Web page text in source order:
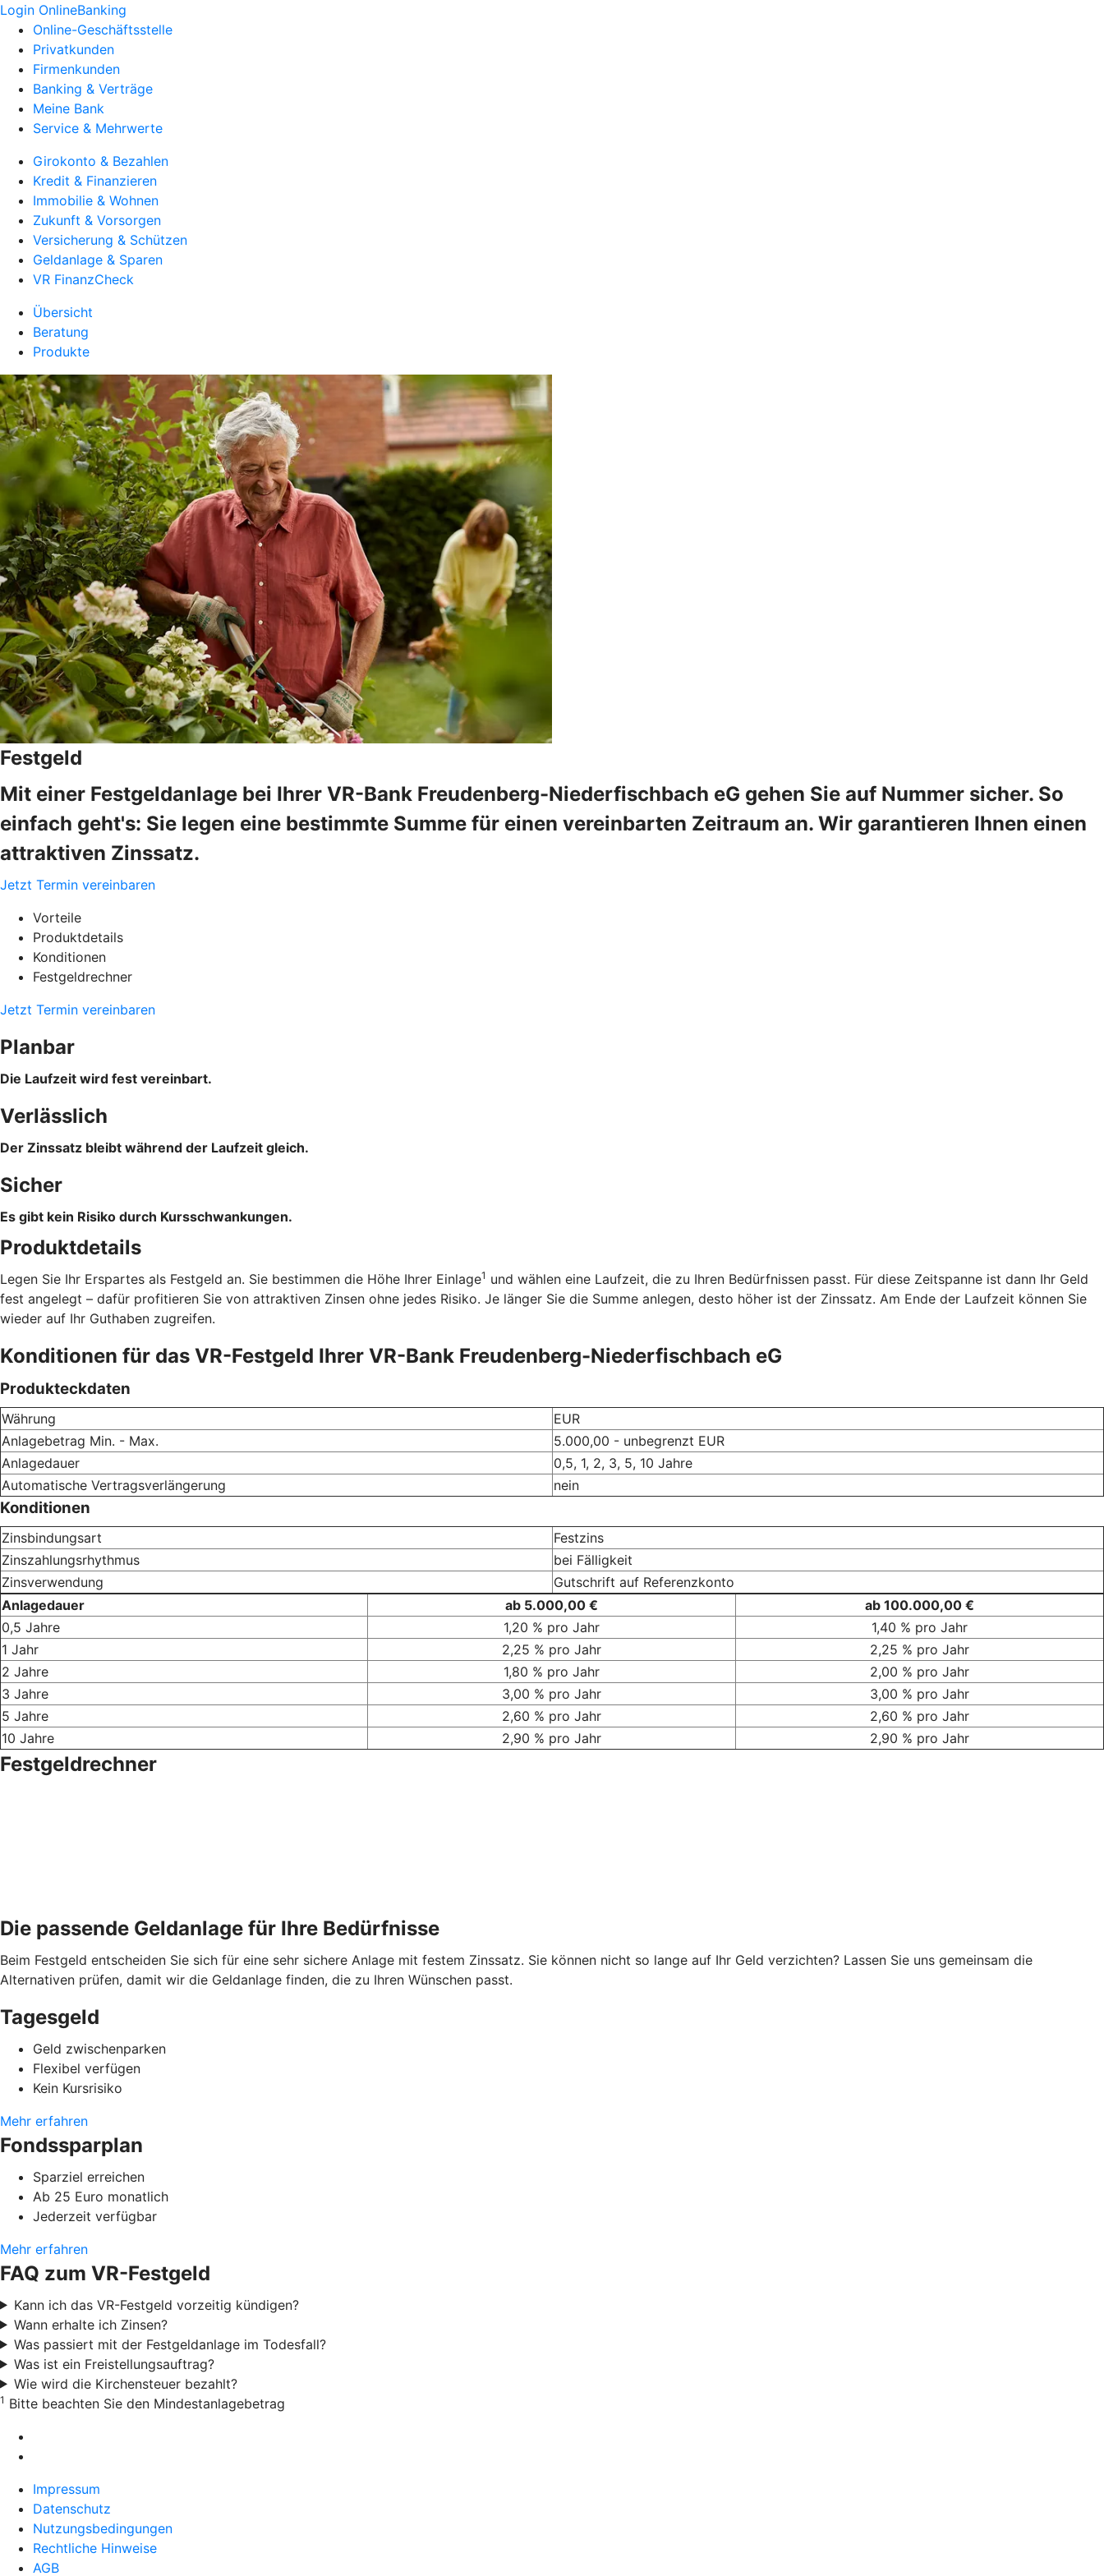
Login OnlineBanking
Online-Geschäftsstelle
Privatkunden
Firmenkunden
Banking & Verträge
Meine Bank
Service & Mehrwerte
Girokonto & Bezahlen
Kredit & Finanzieren
Immobilie & Wohnen
Zukunft & Vorsorgen
Versicherung & Schützen
Geldanlage & Sparen
VR FinanzCheck
Übersicht
Beratung
Produkte
Festgeld
Mit einer Festgeldanlage bei Ihrer VR-Bank Freudenberg-Niederfischbach eG gehen Sie auf Nummer sicher. So
einfach geht's: Sie legen eine bestimmte Summe für einen vereinbarten Zeitraum an. Wir garantieren Ihnen einen
attraktiven Zinssatz.
Jetzt Termin vereinbaren
Vorteile
Produktdetails
Konditionen
Festgeldrechner
Jetzt Termin vereinbaren
Planbar
Die Laufzeit wird fest vereinbart.
Verlässlich
Der Zinssatz bleibt während der Laufzeit gleich.
Sicher
Es gibt kein Risiko durch Kursschwankungen.
Produktdetails
Legen Sie Ihr Erspartes als Festgeld an. Sie bestimmen die Höhe Ihrer Einlage1 und wählen eine Laufzeit, die zu Ihren Bedürfnissen passt. Für diese Zeitspanne ist dann Ihr Geld
fest angelegt – dafür profitieren Sie von attraktiven Zinsen ohne jedes Risiko. Je länger Sie die Summe anlegen, desto höher ist der Zinssatz. Am Ende der Laufzeit können Sie
wieder auf Ihr Guthaben zugreifen.
Konditionen für das VR-Festgeld Ihrer VR-Bank Freudenberg-Niederfischbach eG
Produkteckdaten
Währung
EUR
Anlagebetrag Min. - Max.
5.000,00 - unbegrenzt EUR
Anlagedauer
0,5, 1, 2, 3, 5, 10 Jahre
Automatische Vertragsverlängerung
nein
Konditionen
Zinsbindungsart
Festzins
Zinszahlungsrhythmus
bei Fälligkeit
Zinsverwendung
Gutschrift auf Referenzkonto
Anlagedauer
ab 5.000,00 €
ab 100.000,00 €
0,5 Jahre
1,20 % pro Jahr
1,40 % pro Jahr
1 Jahr
2,25 % pro Jahr
2,25 % pro Jahr
2 Jahre
1,80 % pro Jahr
2,00 % pro Jahr
3 Jahre
3,00 % pro Jahr
3,00 % pro Jahr
5 Jahre
2,60 % pro Jahr
2,60 % pro Jahr
10 Jahre
2,90 % pro Jahr 2,90 % pro Jahr
Festgeldrechner
Die passende Geldanlage für Ihre Bedürfnisse
Beim Festgeld entscheiden Sie sich für eine sehr sichere Anlage mit festem Zinssatz. Sie können nicht so lange auf Ihr Geld verzichten? Lassen Sie uns gemeinsam die
Alternativen prüfen, damit wir die Geldanlage finden, die zu Ihren Wünschen passt.
Tagesgeld
Geld zwischenparken
Flexibel verfügen
Kein Kursrisiko
Mehr erfahren
Fondssparplan
Sparziel erreichen
Ab 25 Euro monatlich
Jederzeit verfügbar
Mehr erfahren
FAQ zum VR-Festgeld
Kann ich das VR-Festgeld vorzeitig kündigen?
Wann erhalte ich Zinsen?
Was passiert mit der Festgeldanlage im Todesfall?
Was ist ein Freistellungsauftrag?
Wie wird die Kirchensteuer bezahlt?
1 Bitte beachten Sie den Mindestanlagebetrag
Impressum
Datenschutz
Nutzungsbedingungen
Rechtliche Hinweise
AGB